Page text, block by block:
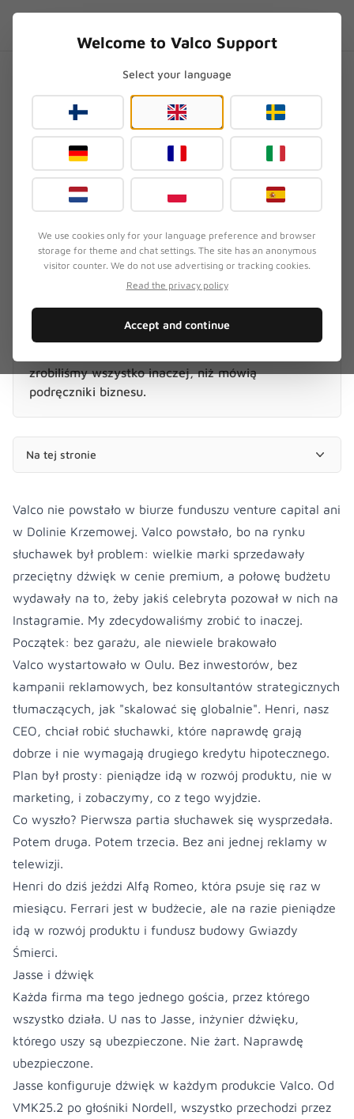
Historia Valco – z garażu na cały świat
Historia Valco – z garażu na
cały świat
Zaktualizowano 3 sierpnia 2026
OBJAW
Klient chce wiedzieć, jak powstało Valco i czym
różni się od innych firm produkujących słuchawki.
zrobiliśmy wszystko inaczej, niż mówią
podręczniki biznesu.
Na tej stronie
Valco nie powstało w biurze funduszu venture capital ani
w Dolinie Krzemowej. Valco powstało, bo na rynku
słuchawek był problem: wielkie marki sprzedawały
przeciętny dźwięk w cenie premium, a połowę budżetu
wydawały na to, żeby jakiś celebryta pozował w nich na
Instagramie. My zdecydowaliśmy zrobić to inaczej.
Początek: bez garażu, ale niewiele brakowało
Valco wystartowało w Oulu. Bez inwestorów, bez
kampanii reklamowych, bez konsultantów strategicznych
tłumaczących, jak "skalować się globalnie". Henri, nasz
CEO, chciał robić słuchawki, które naprawdę grają
dobrze i nie wymagają drugiego kredytu hipotecznego.
Plan był prosty: pieniądze idą w rozwój produktu, nie w
marketing, i zobaczymy, co z tego wyjdzie.
Co wyszło? Pierwsza partia słuchawek się wysprzedała.
Potem druga. Potem trzecia. Bez ani jednej reklamy w
telewizji.
Henri do dziś jeździ Alfą Romeo, która psuje się raz w
miesiącu. Ferrari jest w budżecie, ale na razie pieniądze
idą w rozwój produktu i fundusz budowy Gwiazdy
Śmierci.
Jasse i dźwięk
Każda firma ma tego jednego gościa, przez którego
wszystko działa. U nas to Jasse, inżynier dźwięku,
którego uszy są ubezpieczone. Nie żart. Naprawdę
ubezpieczone.
Jasse konfiguruje dźwięk w każdym produkcie Valco. Od
VMK25.2 po głośniki Nordell, wszystko przechodzi przez
Welcome to Valco Support
Select your language
We use cookies only for your language preference and browser
storage for theme and chat settings. The site has an anonymous
visitor counter. We do not use advertising or tracking cookies.
Read the privacy policy
Accept and continue